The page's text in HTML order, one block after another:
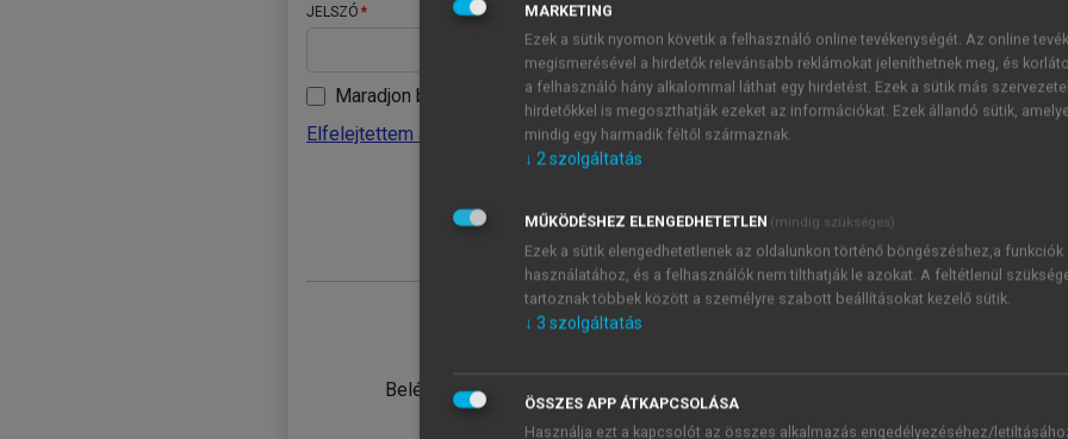
JELSZÓ
Maradjon belépve
Elfelejtettem a jelszavamat
Belépés intézményi azonosítóval
JELSZÓ
Kérek értesítést a MeRSZ
Kérek értesítést az
MARKETING
Ezek a sütik nyomon követik a felhasználó online tevékenységét. Az online
megismerésével a hirdetők relevánsabb reklámokat jeleníthetnek meg, és
a felhasználó hány alkalommal láthat egy hirdetést. Ezek a sütik más
hirdetőkkel is megoszthatják ezeket az információkat. Ezek állandó sütik,
mindig egy harmadik féltől származnak.
↓ 2szolgáltatás
MŰKÖDÉSHEZ ELENGEDHETETLEN (mindig szükséges)
Ezek a sütik elengedhetetlenek az oldalunkon történő böngészéshez,a funkciók
használatához, és a felhasználók nem tilthatják le azokat. A feltétlenül
tartoznak többek között a személyre szabott beállításokat kezelő sütik.
↓ 3 szolgáltatás
ÖSSZES APP ÁTKAPCSOLÁSA
Használja ezt a kapcsolót az összes alkalmazás engedélyezéséhez/